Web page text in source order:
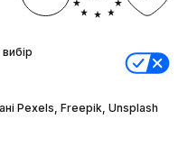
Pexels, Freepik, Unsplash